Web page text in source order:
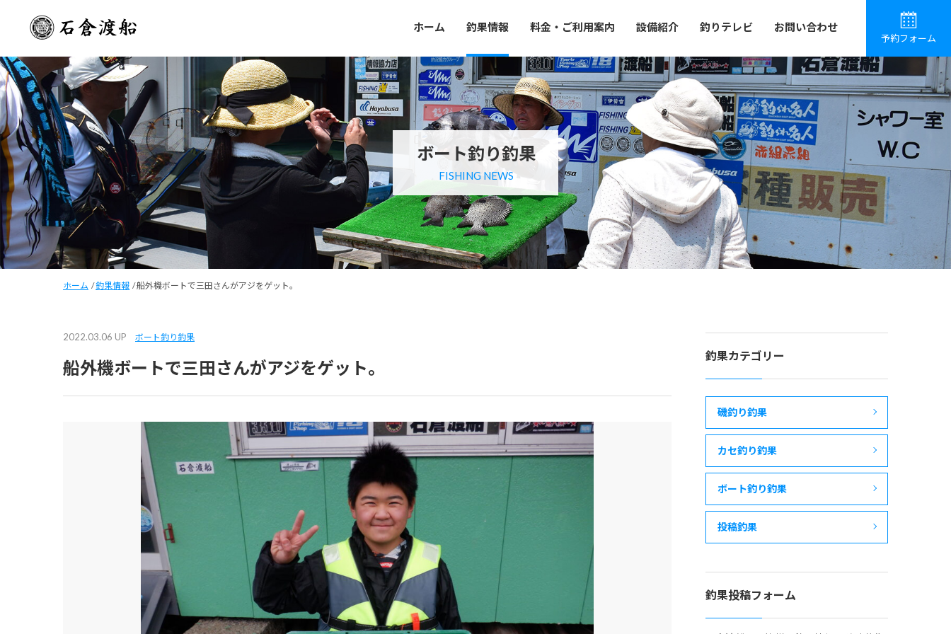
ホーム 釣果情報 料金・ご利用案内 設備紹介 釣りテレビ お問い合わせ
予約フォーム
ボート釣り釣果
FISHING NEWS
ホーム /釣果情報 /船外機ボートで三田さんがアジをゲット。
2022.03.06 UP ボート釣り釣果
船外機ボートで三田さんがアジをゲット。
釣果カテゴリー
磯釣り釣果
カセ釣り釣果
ボート釣り釣果
投稿釣果
釣果投稿フォーム